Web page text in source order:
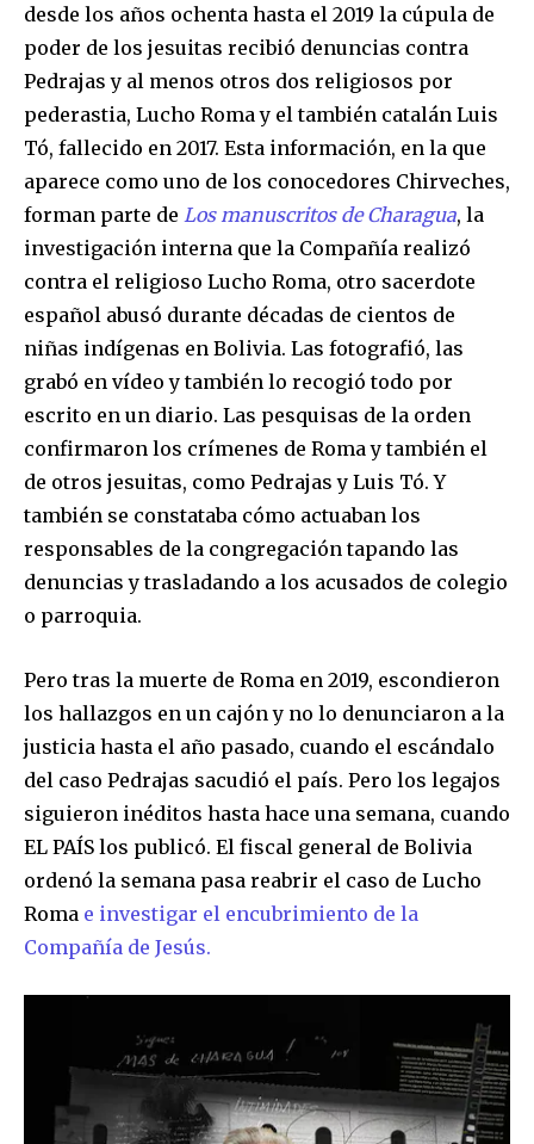
desde los años ochenta hasta el 2019 la cúpula de
poder de los jesuitas recibió denuncias contra
Pedrajas y al menos otros dos religiosos por
pederastia, Lucho Roma y el también catalán Luis
Tó, fallecido en 2017. Esta información, en la que
aparece como uno de los conocedores Chirveches,
forman parte de Los manuscritos de Charagua, la
investigación interna que la Compañía realizó
contra el religioso Lucho Roma, otro sacerdote
español abusó durante décadas de cientos de
niñas indígenas en Bolivia. Las fotografió, las
grabó en vídeo y también lo recogió todo por
escrito en un diario. Las pesquisas de la orden
confirmaron los crímenes de Roma y también el
de otros jesuitas, como Pedrajas y Luis Tó. Y
también se constataba cómo actuaban los
responsables de la congregación tapando las
denuncias y trasladando a los acusados de colegio
o parroquia.
Pero tras la muerte de Roma en 2019, escondieron
los hallazgos en un cajón y no lo denunciaron a la
justicia hasta el año pasado, cuando el escándalo
del caso Pedrajas sacudió el país. Pero los legajos
siguieron inéditos hasta hace una semana, cuando
EL PAÍS los publicó. El fiscal general de Bolivia
ordenó la semana pasa reabrir el caso de Lucho
Roma e investigar el encubrimiento de la
Compañía de Jesús.